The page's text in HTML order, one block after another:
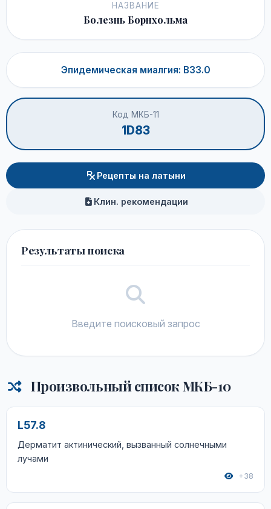
НАЗВАНИЕ
Болезнь Борнхольма
Эпидемическая миалгия: B33.0
Код МКБ-11
1D83
Рецепты на латыни
Клин. рекомендации
Результаты поиска
Введите поисковый запрос
Произвольный список МКБ-10
L57.8
Дерматит актинический, вызванный солнечными
лучами
+38